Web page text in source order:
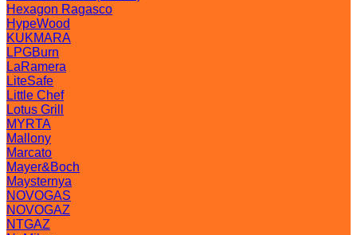
Hexagon Ragasco
HypeWood
KUKMARA
LPGBurn
LaRamera
LiteSafe
Little Chef
Lotus Grill
MYRTA
Mallony
Marcato
Mayer&Boch
Maysternya
NOVOGAS
NOVOGAZ
NTGAZ